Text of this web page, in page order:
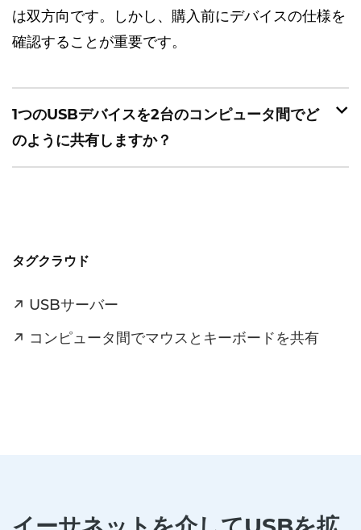
は双方向です。しかし、購入前にデバイスの仕様を
確認することが重要です。
1つのUSBデバイスを2台のコンピュータ間でど
のように共有しますか？
タグクラウド
USBサーバー
コンピュータ間でマウスとキーボードを共有